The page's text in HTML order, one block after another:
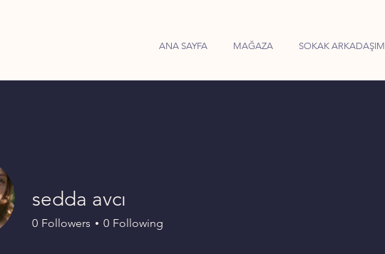
ANA SAYFA MAĞAZA SOKAK ARKADAŞIM
sedda avcı
0 Followers 0 Following